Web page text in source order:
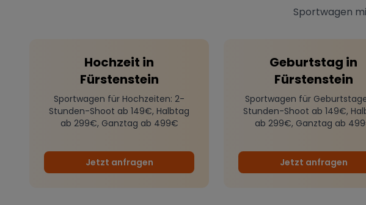
Sportwagen
Hochzeit in
Fürstenstein
Sportwagen für Hochzeiten: 2-
Stunden-Shoot ab 149€, Halbtag
ab 299€, Ganztag ab 499€
Jetzt anfragen
Geburtstag in
Fürstenstein
Sportwagen für
Stunden-Shoot ab 149€,
ab 299€, Ganztag ab
Jetzt anfragen